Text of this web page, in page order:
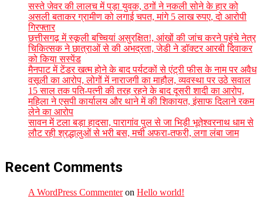
सस्ते जेवर की लालच में पड़ा युवक, ठगों ने नकली सोने के हार को
असली बताकर ग्रामीण को लगाई चपत, मांगे 5 लाख रुपए, दो आरोपी
गिरफ्तार
छत्तीसगढ़ में स्कूली बच्चियां असुरक्षित!, आंखों की जांच करने पहुंचे नेत्र
चिकित्सक ने छात्राओं से की अभद्रता, जेडी ने डॉक्टर आरबी दिवाकर
को किया सस्पेंड
मैनपाट में टेंडर खत्म होने के बाद पर्यटकों से एंट्री फीस के नाम पर अवैध
वसूली का आरोप, लोगों में नाराजगी का माहौल, व्यवस्था पर उठे सवाल
15 साल तक पति-पत्नी की तरह रहने के बाद दूसरी शादी का आरोप,
महिला ने एसपी कार्यालय और थाने में की शिकायत, इंसाफ दिलाने रकम
लेने का आरोप
सावन में टला बड़ा हादसा, पारागांव पुल से जा भिड़ी भूतेश्वरनाथ धाम से
लौट रही श्रद्धालुओं से भरी बस, मची अफरा-तफरी, लगा लंबा जाम
Recent Comments
A WordPress Commenteron Hello world!